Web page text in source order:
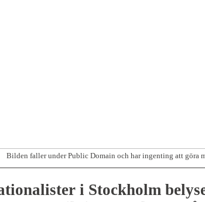
Bilden faller under Public Domain och har ingenting att göra
i Stockholm